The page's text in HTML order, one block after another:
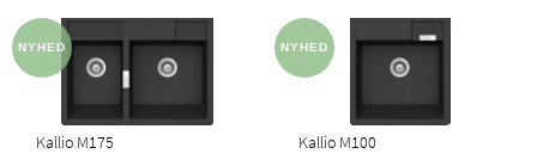
Kallio M175 Kallio M100